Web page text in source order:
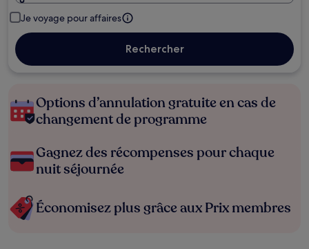
Je voyage pour affaires
Rechercher
Options d’annulation gratuite en cas de
changement de programme
Gagnez des récompenses pour chaque
nuit séjournée
Économisez plus grâce aux Prix membres